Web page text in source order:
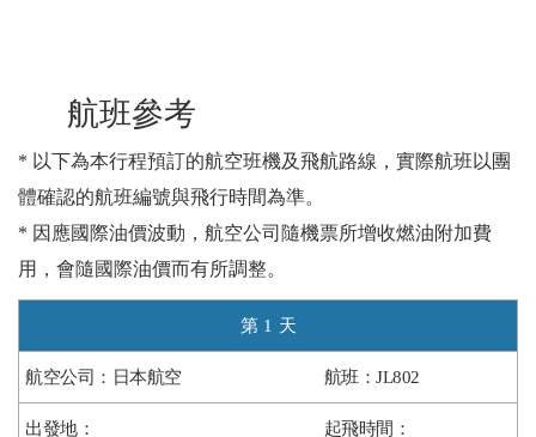
航班參考
* 以下為本行程預訂的航空班機及飛航路線，實際航班以團
體確認的航班編號與飛行時間為準。
* 因應國際油價波動，航空公司隨機票所增收燃油附加費
用，會隨國際油價而有所調整。
1
日本航空 JL802